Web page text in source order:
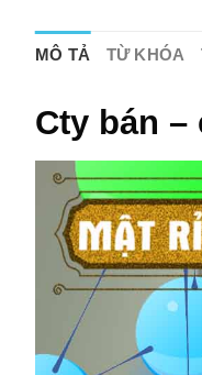
MÔ TẢ TỪ KHÓA
Cty bán